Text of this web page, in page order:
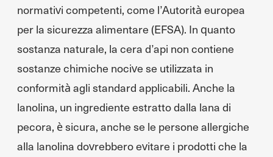
normativi competenti, come l’Autorità europea
per la sicurezza alimentare (EFSA). In quanto
sostanza naturale, la cera d’api non contiene
sostanze chimiche nocive se utilizzata in
conformità agli standard applicabili. Anche la
lanolina, un ingrediente estratto dalla lana di
pecora, è sicura, anche se le persone allergiche
alla lanolina dovrebbero evitare i prodotti che la